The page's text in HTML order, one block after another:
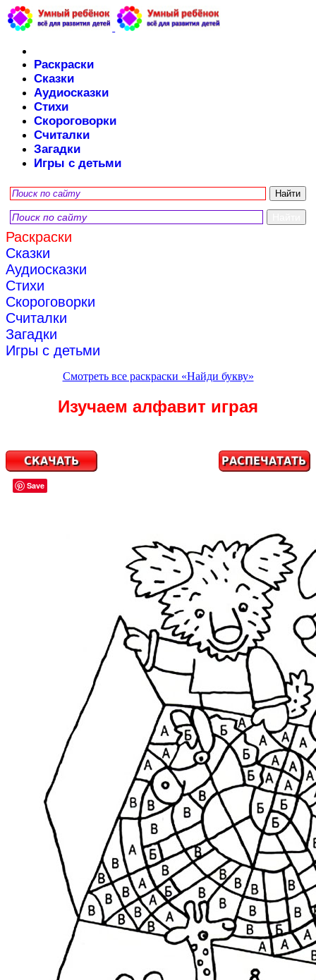
Раскраски
Сказки
Аудиосказки
Стихи
Скороговорки
Считалки
Загадки
Игры с детьми
Раскраски
Сказки
Аудиосказки
Стихи
Скороговорки
Считалки
Загадки
Игры с детьми
Смотреть все раскраски «Найди букву»
Изучаем алфавит играя
Save